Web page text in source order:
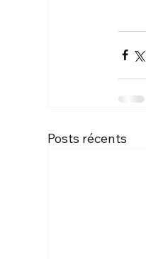
Posts récents